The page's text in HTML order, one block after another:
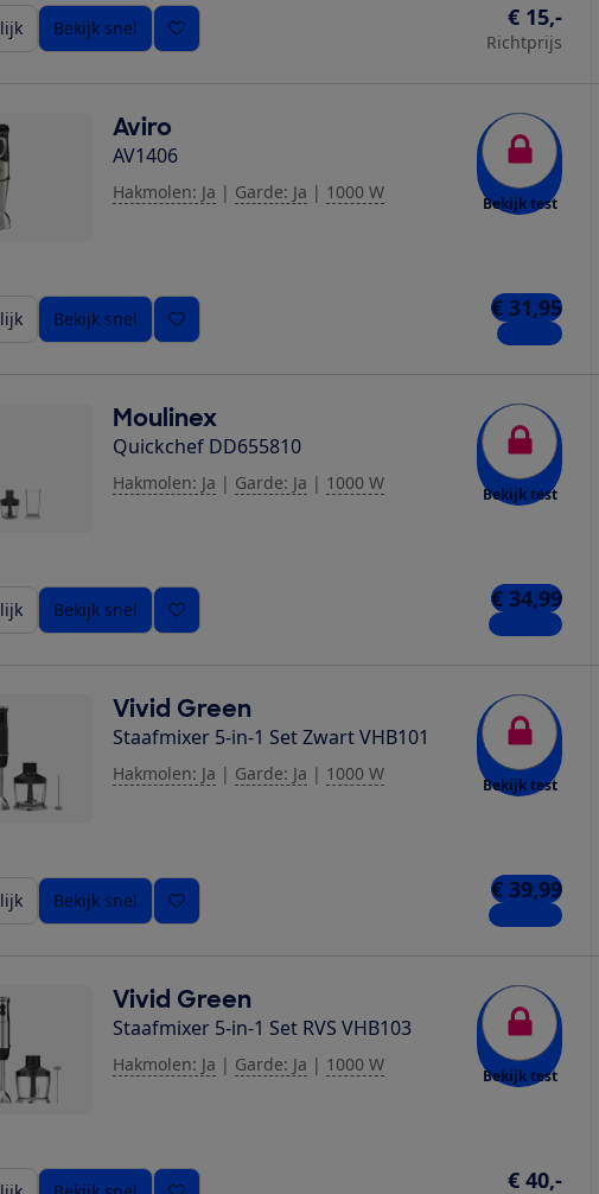
toe
Bekijk snel € 15,-
Richtprijs
Aviro
AV1406
Hakmolen: Ja | Garde: Ja | 1000 W
Bekijk test
Bekijk snel € 31,95
1 winkel
Moulinex
Quickchef DD655810
Hakmolen: Ja | Garde: Ja | 1000 W
Bekijk test
Bekijk snel € 34,99
3 winkels
Vivid Green
Staafmixer 5-in-1 Set Zwart VHB101
Hakmolen: Ja | Garde: Ja | 1000 W
Bekijk test
Bekijk snel € 39,99
2 winkels
Vivid Green
Staafmixer 5-in-1 Set RVS VHB103
Hakmolen: Ja | Garde: Ja | 1000 W
Bekijk test
€ 40,-